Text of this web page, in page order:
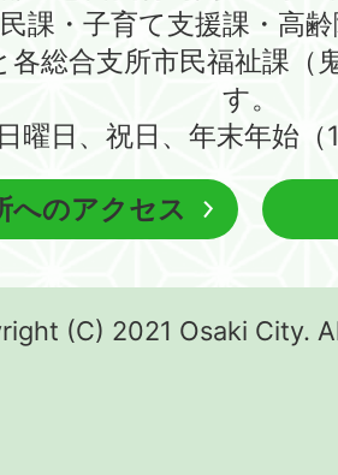
課・子育て支援課・高
各総合支所市民福祉課（
す。
曜日、祝日、年末年始
へのアクセス
(C) 2021 Osaki City.